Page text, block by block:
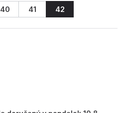
40 41 42